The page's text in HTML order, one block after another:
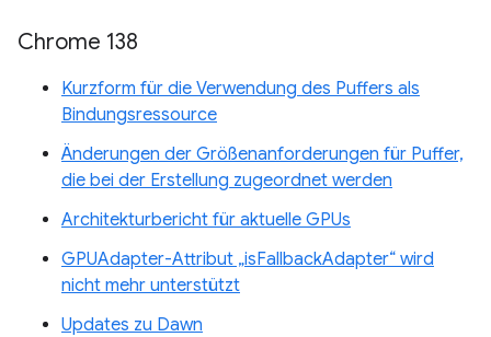
Chrome 138
Kurzform für die Verwendung des Puffers als
Bindungsressource
Änderungen der Größenanforderungen für Puffer,
die bei der Erstellung zugeordnet werden
Architekturbericht für aktuelle GPUs
GPUAdapter-Attribut „isFallbackAdapter“ wird
nicht mehr unterstützt
Updates zu Dawn